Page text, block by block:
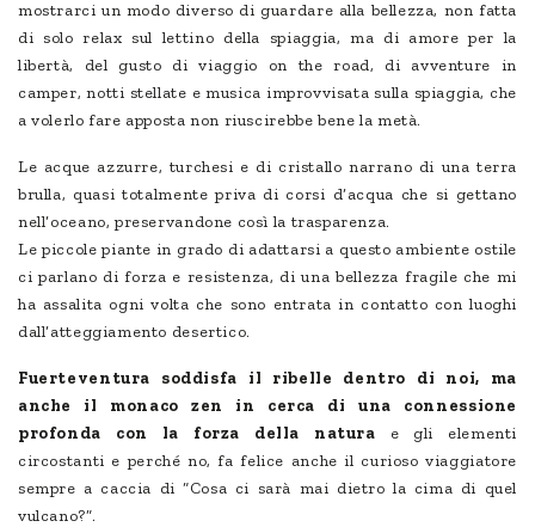
mostrarci un modo diverso di guardare alla bellezza, non fatta
di solo relax sul lettino della spiaggia, ma di amore per la
libertà, del gusto di viaggio on the road, di avventure in
camper, notti stellate e musica improvvisata sulla spiaggia, che
a volerlo fare apposta non riuscirebbe bene la metà.
Le acque azzurre, turchesi e di cristallo narrano di una terra
brulla, quasi totalmente priva di corsi d’acqua che si gettano
nell’oceano, preservandone così la trasparenza.
Le piccole piante in grado di adattarsi a questo ambiente ostile
ci parlano di forza e resistenza, di una bellezza fragile che mi
ha assalita ogni volta che sono entrata in contatto con luoghi
dall’atteggiamento desertico.
Fuerteventura soddisfa il ribelle dentro di noi, ma
anche il monaco zen in cerca di una connessione
profonda con la forza della natura e gli elementi
circostanti e perché no, fa felice anche il curioso viaggiatore
sempre a caccia di “Cosa ci sarà mai dietro la cima di quel
vulcano?”.